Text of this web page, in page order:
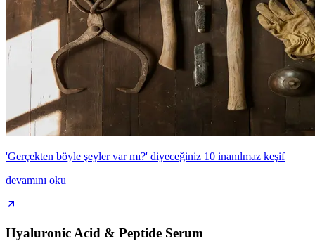
'Gerçekten böyle şeyler var mı?' diyeceğiniz 10 inanılmaz keşif
devamını oku
Hyaluronic Acid & Peptide Serum